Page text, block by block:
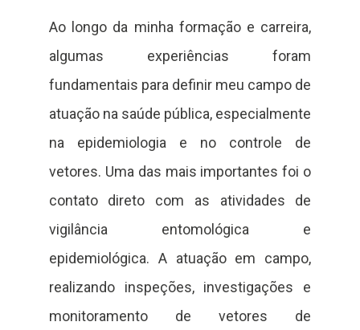
Ao longo da minha formação e carreira,
algumas experiências foram
fundamentais para definir meu campo de
atuação na saúde pública, especialmente
na epidemiologia e no controle de
vetores. Uma das mais importantes foi o
contato direto com as atividades de
vigilância entomológica e
epidemiológica. A atuação em campo,
realizando inspeções, investigações e
monitoramento de vetores de